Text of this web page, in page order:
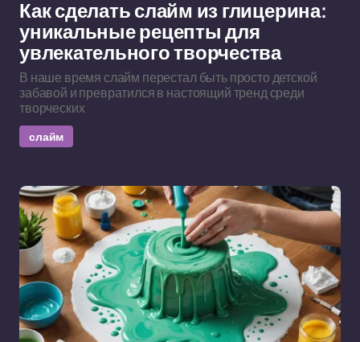
Как сделать слайм из глицерина:
уникальные рецепты для
увлекательного творчества
В наше время слайм перестал быть просто детской
забавой и превратился в настоящий тренд среди
творческих
слайм